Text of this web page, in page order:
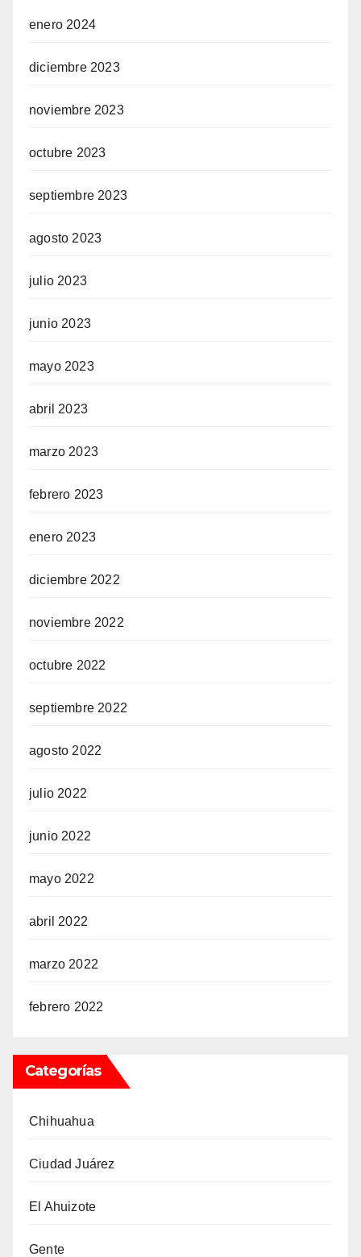
enero 2024
diciembre 2023
noviembre 2023
octubre 2023
septiembre 2023
agosto 2023
julio 2023
junio 2023
mayo 2023
abril 2023
marzo 2023
febrero 2023
enero 2023
diciembre 2022
noviembre 2022
octubre 2022
septiembre 2022
agosto 2022
julio 2022
junio 2022
mayo 2022
abril 2022
marzo 2022
febrero 2022
Categorías
Chihuahua
Ciudad Juárez
El Ahuizote
Gente